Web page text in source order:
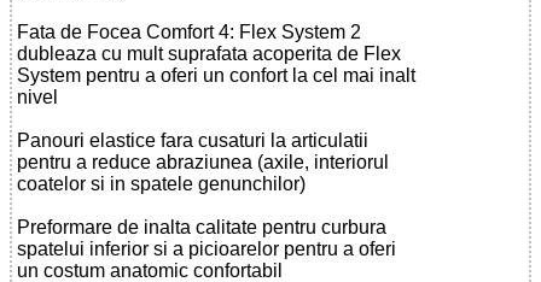
Fata de Focea Comfort 4: Flex System 2
dubleaza cu mult suprafata acoperita de Flex
System pentru a oferi un confort la cel mai inalt
nivel
Panouri elastice fara cusaturi la articulatii
pentru a reduce abraziunea (axile, interiorul
coatelor si in spatele genunchilor)
Preformare de inalta calitate pentru curbura
spatelui inferior si a picioarelor pentru a oferi
un costum anatomic confortabil